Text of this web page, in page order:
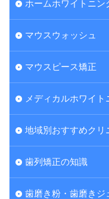
ホームホワイトニン
マウスウォッシュ
マウスピース矯正
メディカルホワイト
地域別おすすめクリ
歯列矯正の知識
歯磨き粉・歯磨きジ